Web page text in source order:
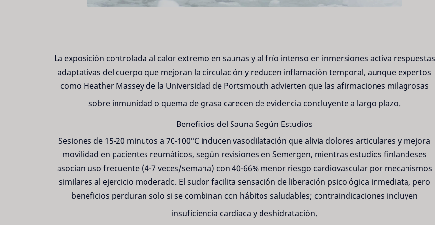
La exposición controlada al calor extremo en saunas y al frío intenso en inmersiones activa respuestas
adaptativas del cuerpo que mejoran la circulación y reducen inflamación temporal, aunque expertos
como Heather Massey de la Universidad de Portsmouth advierten que las afirmaciones milagrosas
sobre inmunidad o quema de grasa carecen de evidencia concluyente a largo plazo.
Beneficios del Sauna Según Estudios
Sesiones de 15-20 minutos a 70-100°C inducen vasodilatación que alivia dolores articulares y mejora
movilidad en pacientes reumáticos, según revisiones en Semergen, mientras estudios finlandeses
asocian uso frecuente (4-7 veces/semana) con 40-66% menor riesgo cardiovascular por mecanismos
similares al ejercicio moderado. El sudor facilita sensación de liberación psicológica inmediata, pero
beneficios perduran solo si se combinan con hábitos saludables; contraindicaciones incluyen
insuficiencia cardíaca y deshidratación.